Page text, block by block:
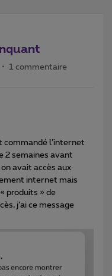
1 commentaire
l’internet
2 semaines avant
avait accès aux
internet mais
produits » de
j’ai ce message